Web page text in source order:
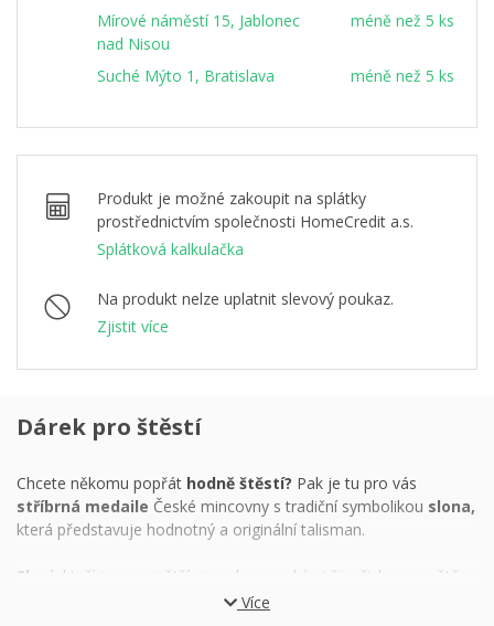
Mírové náměstí 15, Jablonec
nad Nisou
méně než 5 ks
Suché Mýto 1, Bratislava méně než 5 ks
Produkt je možné zakoupit na splátky
prostřednictvím společnosti HomeCredit a.s.
Splátková kalkulačka
Na produkt nelze uplatnit slevový poukaz.
Zjistit více
Dárek pro štěstí
Chcete někomu popřát hodně štěstí? Pak je tu pro vás
stříbrná medaile České mincovny s tradiční symbolikou slona,
která představuje hodnotný a originální talisman.
Sloni, kteří jsou největšími suchozemskými živočichy na světě,
vedou dlouhý život v semknutých společenstvích a dokáží být
Více